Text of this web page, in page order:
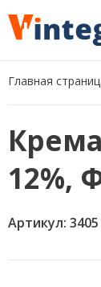
Главная
12%,
Артикул: 3405